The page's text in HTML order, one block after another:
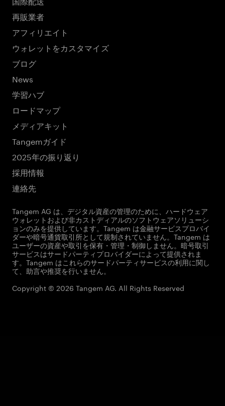
再販業者
アフィリエイト
ウォレットをカスタマイズ
ブログ
News
学習ハブ
ロードマップ
メディアキット
Tangemガイド
2025年の振り返り
採用情報
連絡先
Tangem AG は、デジタル資産の管理のために、ハードウェア
ウォレットおよび非カストディアルのソフトウェアソリューシ
ョンのみを提供しています。Tangem は金融サービスプロバイ
ダーや暗号通貨取引所として規制されていません。Tangem は
ユーザーの資産や取引を保有・管理・制御しません。暗号取引
サービスはサードパーティプロバイダーによって提供されま
す。Tangem はこれらのサードパーティサービスの利用に関し
て、助言や推奨を行いません。